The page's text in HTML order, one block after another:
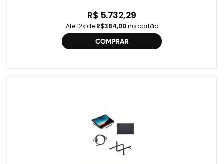
R$ 5.732,29
Até 12x de R$384,00no cartão
COMPRAR